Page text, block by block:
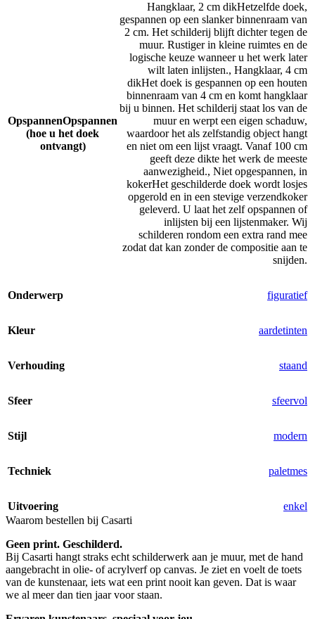
OpspannenOpspannen
(hoe u het doek
ontvangt)
Hangklaar, 2 cm dikHetzelfde doek,
gespannen op een slanker binnenraam van
2 cm. Het schilderij blijft dichter tegen de
muur. Rustiger in kleine ruimtes en de
logische keuze wanneer u het werk later
wilt laten inlijsten., Hangklaar, 4 cm
dikHet doek is gespannen op een houten
binnenraam van 4 cm en komt hangklaar
bij u binnen. Het schilderij staat los van de
muur en werpt een eigen schaduw,
waardoor het als zelfstandig object hangt
en niet om een lijst vraagt. Vanaf 100 cm
geeft deze dikte het werk de meeste
aanwezigheid., Niet opgespannen, in
kokerHet geschilderde doek wordt losjes
opgerold en in een stevige verzendkoker
geleverd. U laat het zelf opspannen of
inlijsten bij een lijstenmaker. Wij
schilderen rondom een extra rand mee
zodat dat kan zonder de compositie aan te
snijden.
Onderwerp figuratief
Kleur aardetinten
Verhouding staand
Sfeer sfeervol
Stijl modern
Techniek paletmes
Uitvoering
enkel
Waarom bestellen bij Casarti
Geen print. Geschilderd.
Bij Casarti hangt straks echt schilderwerk aan je muur, met de hand
aangebracht in olie- of acrylverf op canvas. Je ziet en voelt de toets
van de kunstenaar, iets wat een print nooit kan geven. Dat is waar
we al meer dan tien jaar voor staan.